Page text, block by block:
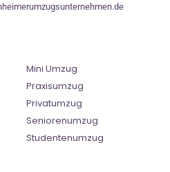
Mini Umzug
Praxisumzug
Privatumzug
Seniorenumzug
Studentenumzug